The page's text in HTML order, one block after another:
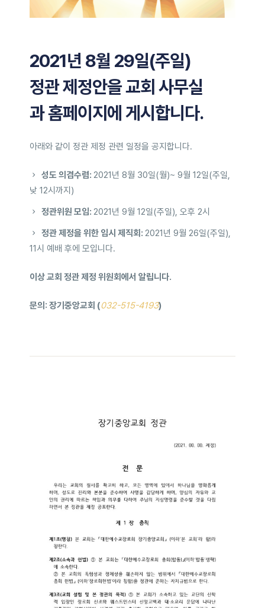
2021년 8월 29일(주일)
정관 제정안을 교회 사무실
과 홈페이지에 게시합니다.
아래와 같이 정관 제정 관련 일정을 공지합니다.
성도 의겸수렴: 2021년 8월 30일(월)~ 9월 12일(주일,
낮 12시까지 )
정관위원 모임: 2021년 9월 12일(주일), 오후 2시
정관 제정을 위한 임시 제직회 : 2021년 9월 26일(주일),
11시 예배 후에 모입니다.
이상 교회 정관 제정 위원회에서 알립니다.
문의: 장기중앙교회 (032-515-4193)